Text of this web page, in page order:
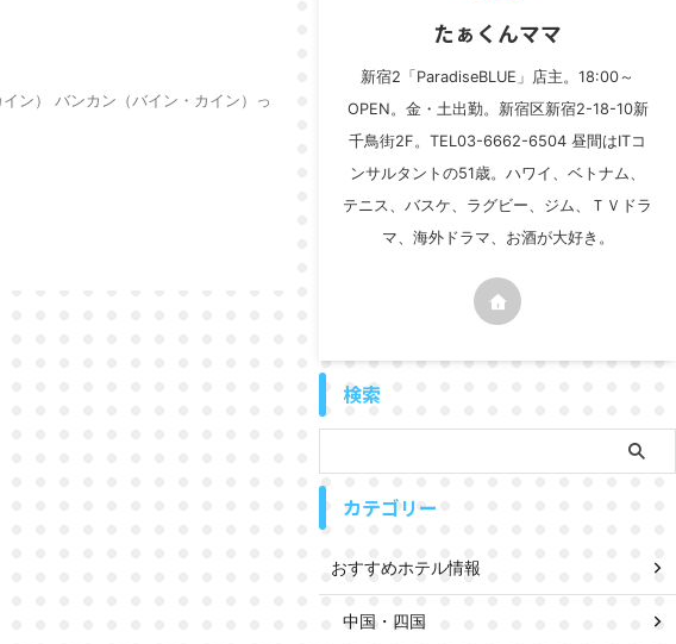
ン） バンカン（バイン・カイン）っ
たぁくんママ
新宿2「ParadiseBLUE」店主。18:00～
OPEN。金・土出勤。新宿区新宿2-18-10新
千鳥街2F。TEL03-6662-6504 昼間はITコ
ンサルタントの51歳。ハワイ、ベトナム、
テニス、バスケ、ラグビー、ジム、ＴＶドラ
マ、海外ドラマ、お酒が大好き。
検索
カテゴリー
おすすめホテル情報
中国・四国